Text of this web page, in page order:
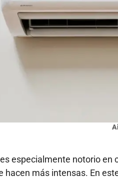
especialmente notorio en
hacen más intensas. En